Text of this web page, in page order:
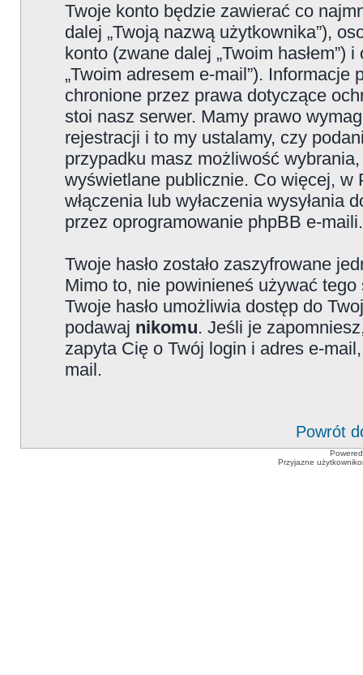
Twoje konto będzie zawierać co
dalej „Twoją nazwą użytkownika”),
konto (zwane dalej „Twoim
„Twoim adresem e-mail”). Informacje
chronione przez prawa dotyczące
stoi nasz serwer. Mamy prawo
rejestracji i to my ustalamy, czy
przypadku masz możliwość
wyświetlane publicznie. Co więcej, w
włączenia lub wyłaczenia
przez oprogramowanie phpBB e-maili.
Twoje hasło zostało zaszyfrowane
Mimo to, nie powinieneś używać
Twoje hasło umożliwia dostęp do
podawaj nikomu. Jeśli je
zapyta Cię o Twój login i adres e-
mail.
Powrót
Przyjazne